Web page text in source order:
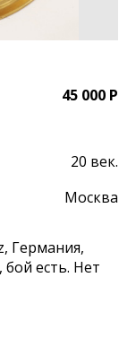
45 000 Р
20 век.
Москва
Германия,
бой есть. Нет